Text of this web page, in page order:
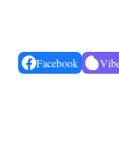
Facebook